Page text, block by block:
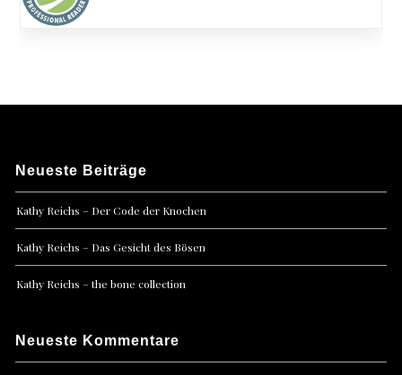
Neueste Beiträge
Kathy Reichs – Der Code der Knochen
Kathy Reichs – Das Gesicht des Bösen
Kathy Reichs – the bone collection
Neueste Kommentare